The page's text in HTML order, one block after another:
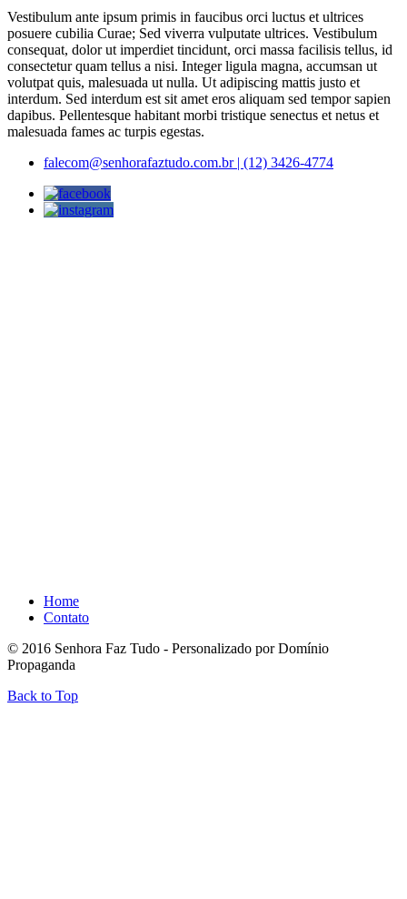
Vestibulum ante ipsum primis in faucibus orci luctus et ultrices
posuere cubilia Curae; Sed viverra vulputate ultrices. Vestibulum
consequat, dolor ut imperdiet tincidunt, orci massa facilisis tellus, id
consectetur quam tellus a nisi. Integer ligula magna, accumsan ut
volutpat quis, malesuada ut nulla. Ut adipiscing mattis justo et
interdum. Sed interdum est sit amet eros aliquam sed tempor sapien
dapibus. Pellentesque habitant morbi tristique senectus et netus et
malesuada fames ac turpis egestas.
falecom@senhorafaztudo.com.br | (12) 3426-4774
Home
Contato
© 2016 Senhora Faz Tudo - Personalizado por Domínio
Propaganda
Back to Top